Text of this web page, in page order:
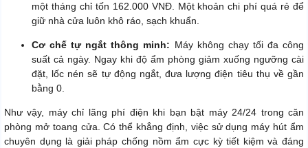
một tháng chỉ tốn 162.000 VNĐ. Một khoản chi phí quá rẻ để
giữ nhà cửa luôn khô ráo, sạch khuẩn.
Cơ chế tự ngắt thông minh: Máy không chạy tối đa công
suất cả ngày. Ngay khi độ ẩm phòng giảm xuống ngưỡng cài
đặt, lốc nén sẽ tự động ngắt, đưa lượng điện tiêu thụ về gần
bằng 0.
Như vậy, máy chỉ lãng phí điện khi bạn bật máy 24/24 trong căn
phòng mở toang cửa. Có thể khẳng định, việc sử dụng máy hút ẩm
chuyên dụng là giải pháp chống nồm ẩm cực kỳ tiết kiệm và đáng